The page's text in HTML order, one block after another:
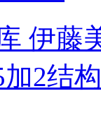
伊藤
2结